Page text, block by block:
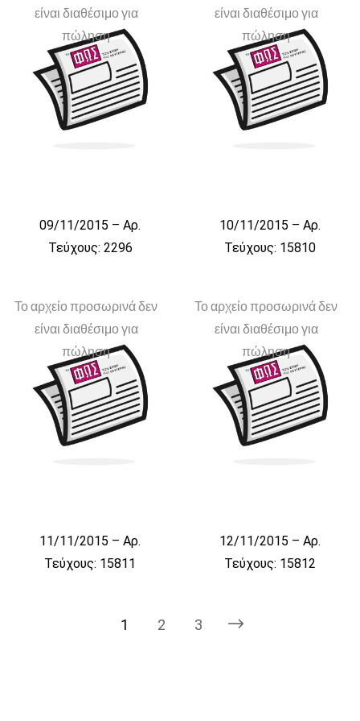
είναι διαθέσιμο για
πώληση
09/11/2015 – Αρ.
Τεύχους: 2296
είναι διαθέσιμο για
πώληση
10/11/2015 – Αρ.
Τεύχους: 15810
Το αρχείο προσωρινά δεν
είναι διαθέσιμο για
πώληση
11/11/2015 – Αρ.
Τεύχους: 15811
Το αρχείο προσωρινά δεν
είναι διαθέσιμο για
πώληση
12/11/2015 – Αρ.
Τεύχους: 15812
1 2 3